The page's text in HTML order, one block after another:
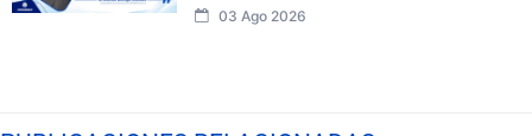
03 Ago 2026